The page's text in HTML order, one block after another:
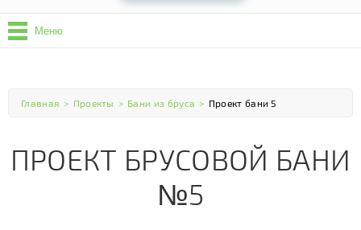
Меню
Главная > Проекты > Бани из бруса > Проект бани 5
ПРОЕКТ БРУСОВОЙ БАНИ
№5